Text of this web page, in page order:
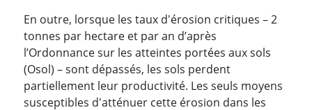
En outre, lorsque les taux d'érosion critiques – 2
tonnes par hectare et par an d’après
l’Ordonnance sur les atteintes portées aux sols
(Osol) – sont dépassés, les sols perdent
partiellement leur productivité. Les seuls moyens
susceptibles d'atténuer cette érosion dans les